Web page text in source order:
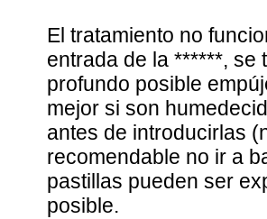
El tratamiento no
entrada de la ******, se
profundo posible
mejor si son
antes de introducirlas
recomendable no ir a
pastillas pueden ser
posible.